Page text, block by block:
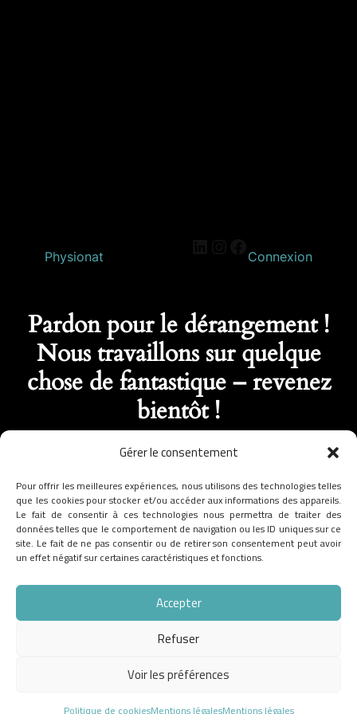
Gérer le consentement
Pour offrir les meilleures expériences, nous utilisons des technologies telles
que les cookies pour stocker et/ou accéder aux informations des appareils.
Le fait de consentir à ces technologies nous permettra de traiter des
données telles que le comportement de navigation ou les ID uniques sur ce
site. Le fait de ne pas consentir ou de retirer son consentement peut avoir
un effet négatif sur certaines caractéristiques et fonctions.
Accepter
Refuser
Voir les préférences
Politique de cookiesMentions légalesMentions légales
Physionat Connexion
Pardon pour le dérangement !
Nous travaillons sur quelque
chose de fantastique – revenez
bientôt !